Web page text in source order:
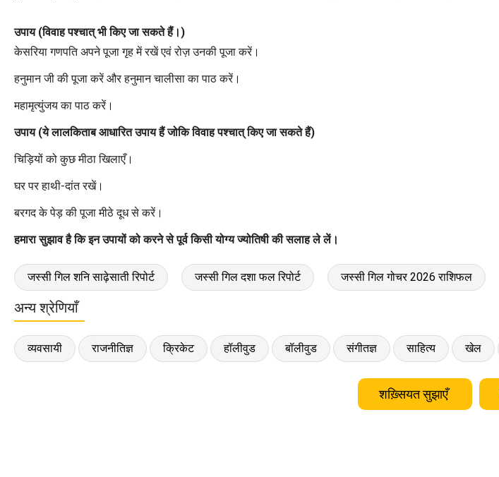
उपाय (विवाह पश्चात् भी किए जा सकते हैं।)
केसरिया गणपति अपने पूजा गृह में रखें एवं रोज़ उनकी पूजा करें।
हनुमान जी की पूजा करें और हनुमान चालीसा का पाठ करें।
महामृत्युंजय का पाठ करें।
उपाय (ये लालकिताब आधारित उपाय हैं जोकि विवाह पश्चात् किए जा सकते हैं)
चिड़ियों को कुछ मीठा खिलाएँ।
घर पर हाथी-दांत रखें।
बरगद के पेड़ की पूजा मीठे दूध से करें।
हमारा सुझाव है कि इन उपायों को करने से पूर्व किसी योग्य ज्योतिषी की सलाह ले लें।
जस्सी गिल शनि साढ़ेसाती रिपोर्ट जस्सी गिल दशा फल रिपोर्ट जस्सी गिल गोचर 2026 राशिफल
अन्य श्रेणियाँ
व्यवसायी राजनीतिज्ञ क्रिकेट हॉलीवुड बॉलीवुड संगीतज्ञ साहित्य खेल
शख़्सियत सुझाएँ